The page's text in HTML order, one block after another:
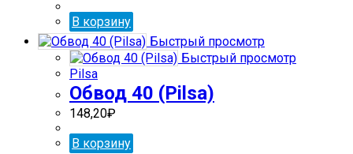
В корзину
Быстрый просмотр
Быстрый просмотр
Pilsa
Обвод 40 (Pilsa)
148,20₽
В корзину